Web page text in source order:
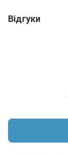
Відгуки